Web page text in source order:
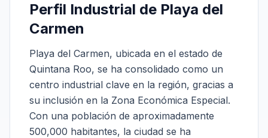
Perfil Industrial de Playa del
Carmen
Playa del Carmen, ubicada en el estado de
Quintana Roo, se ha consolidado como un
centro industrial clave en la región, gracias a
su inclusión en la Zona Económica Especial.
Con una población de aproximadamente
500,000 habitantes, la ciudad se ha